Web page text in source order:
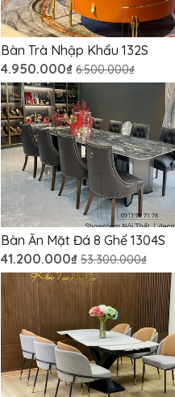
Bàn Trà Nhập Khẩu 132S
4.950.000₫ 6.500.000₫
Bàn Ăn Mặt Đá 8 Ghế 1304S
41.200.000₫ 53.300.000₫